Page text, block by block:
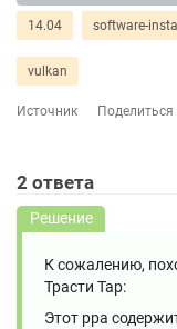
14.04 software-
vulkan
Источник
Поделиться
2 ответа
Решение
К сожалению,
Трасти Тар:
Этот ppa